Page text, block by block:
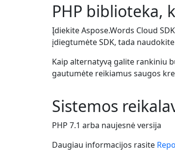
PHP biblioteka,
Įdiekite Aspose.Words Cloud
įdiegtumėte SDK, tada naudokite
Kaip alternatyvą galite rankiniu
gautumėte reikiamus saugos
Sistemos
PHP 7.1 arba naujesnė versija
Daugiau informacijos rasite